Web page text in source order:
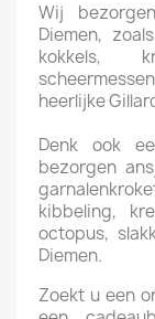
Wij
Diemen,
kokkels,
heerlijke
Denk ook
bezorgen
kibbeling,
octopus,
Diemen.
Zoekt u een